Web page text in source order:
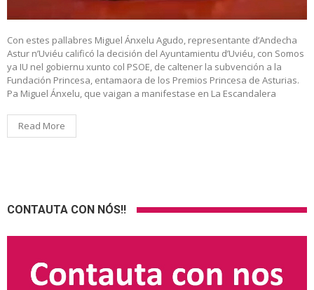
Con estes pallabres Miguel Ánxelu Agudo, representante d’Andecha
Astur n’Uviéu calificó la decisión del Ayuntamientu d’Uviéu, con Somos
ya IU nel gobiernu xunto col PSOE, de caltener la subvención a la
Fundación Princesa, entamaora de los Premios Princesa de Asturias.
Pa Miguel Ánxelu, que vaigan a manifestase en La Escandalera
Read More
CONTAUTA CON NÓS!!